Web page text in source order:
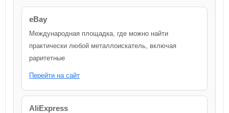
eBay
Международная площадка, где можно найти
практически любой металлоискатель, включая
раритетные
Перейти на сайт
AliExpress